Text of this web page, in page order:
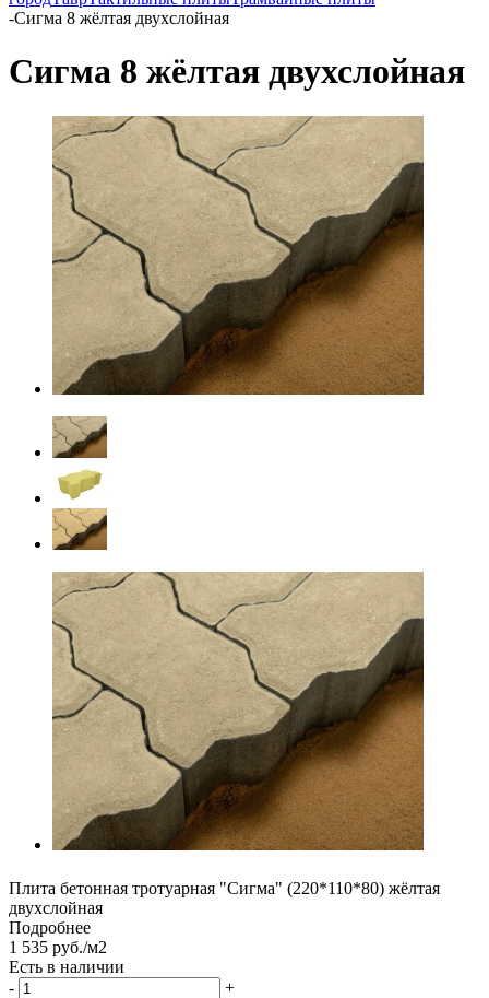
-Сигма 8 жёлтая двухслойная
Сигма 8 жёлтая двухслойная
Плита бетонная тротуарная "Сигма" (220*110*80) жёлтая
двухслойная
Подробнее
1 535 руб./м2
Есть в наличии
-
+